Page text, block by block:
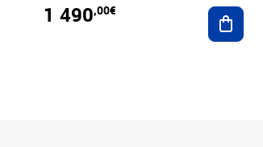
1 490,00€